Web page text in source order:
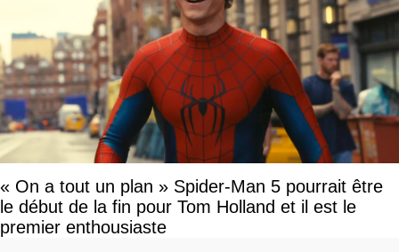
« On a tout un plan » Spider-Man 5 pourrait être
le début de la fin pour Tom Holland et il est le
premier enthousiaste